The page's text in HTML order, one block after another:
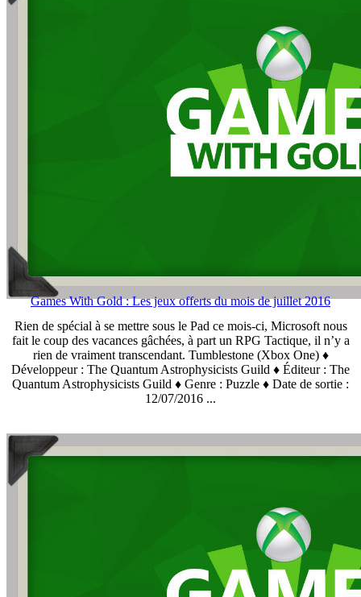
Games With Gold : Les jeux offerts du mois de juillet 2016
Rien de spécial à se mettre sous le Pad ce mois-ci, Microsoft nous
fait le coup des vacances gâchées, à part un RPG Tactique, il n’y a
rien de vraiment transcendant. Tumblestone (Xbox One) ♦
Développeur : The Quantum Astrophysicists Guild ♦ Éditeur : The
Quantum Astrophysicists Guild ♦ Genre : Puzzle ♦ Date de sortie :
12/07/2016 ...